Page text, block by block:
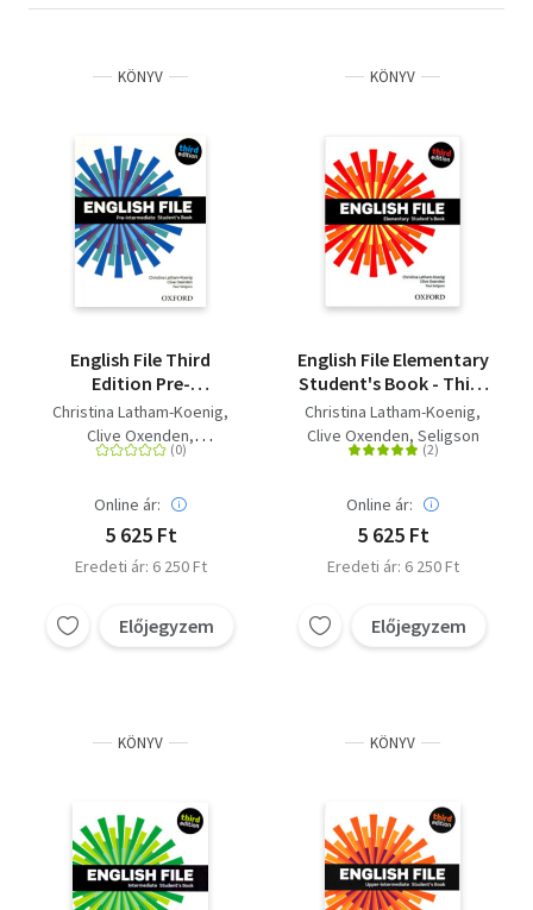
KÖNYV
English File Third
Edition Pre-
intermediate
Student's Book
Christina Latham-Koenig
Clive Oxenden
Paul Seligson
Online ár:
5 625 Ft
Eredeti ár: 6 250 Ft
Előjegyzem
KÖNYV
English File Elementary
Student's Book - Third
edition
Christina Latham-Koenig
Clive Oxenden Seligson
Online ár:
5 625 Ft
Eredeti ár: 6 250 Ft
Előjegyzem
KÖNYV KÖNYV